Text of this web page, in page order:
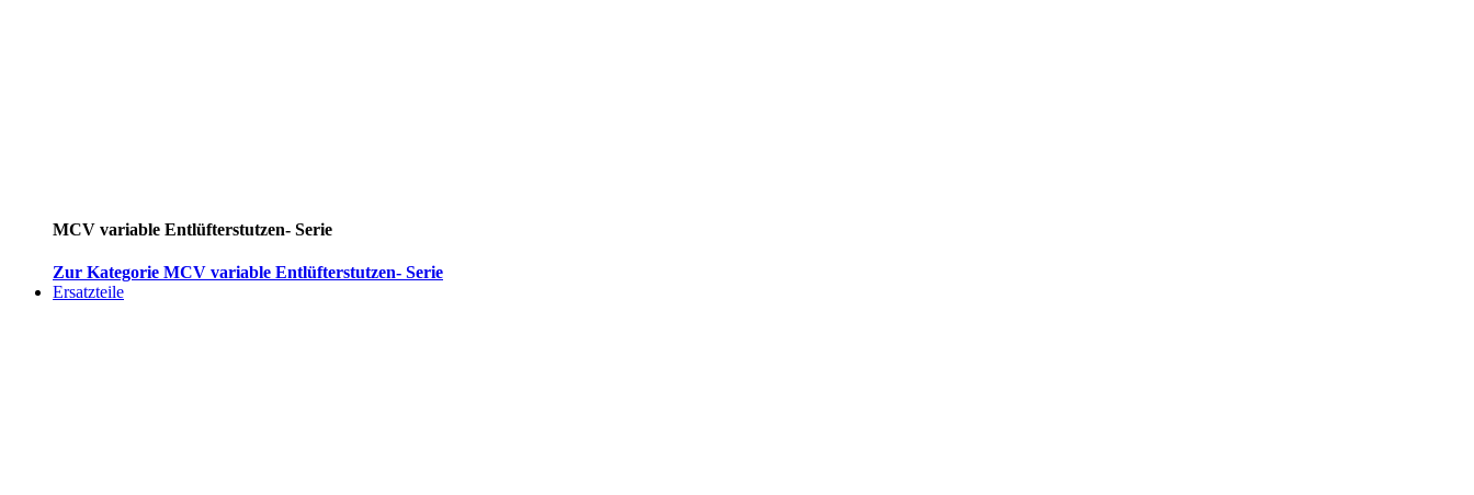
MCV variable Entlüfterstutzen- Serie
Zur Kategorie MCV variable Entlüfterstutzen- Serie
Ersatzteile